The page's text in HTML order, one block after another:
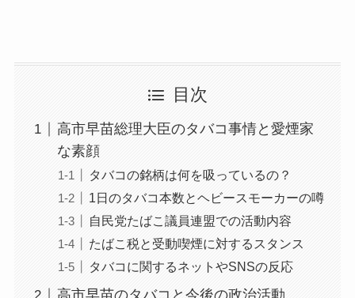
目次
高市早苗総理大臣のタバコ事情と愛煙家
な素顔
タバコの銘柄は何を吸っているの？
1日のタバコ本数とヘビースモーカーの噂
自民党たばこ議員連盟での活動内容
たばこ税と受動喫煙に対するスタンス
タバコに関するネットやSNSの反応